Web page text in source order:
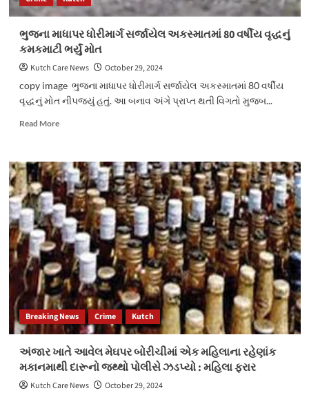
ચોરસ
બિસ્કીટને
અસલ
સોનાના
બિસ્કીટ
ખપાવી
છેતરપીંડી
ઇસમને
પકડી
પાડતી
લોકલ
ક્રાઈમ
બ્રાન્ચ,
પશ્ચિમ
કચ્છ-
ભુજ”
ભુજના માધાપર ધોરીમાર્ગ સર્જાયેલ અકસ્માતમાં 80 વર્ષીય વૃદ્ધનું
કમકમાટી ભર્યું મોત
Kutch Care News
October 29, 2024
copy image ભુજના માધાપર ધોરીમાર્ગ સર્જાયેલ અકસ્માતમાં 80 વર્ષીય
વૃદ્ધનું મોત નીપજયું હતું. આ બનાવ અંગે પ્રાપ્ત થતી વિગતો મુજબ...
Read MoreRead
ભુજના
માધાપર
ધોરીમાર્ગ
સર્જાયેલ
અકસ્માતમાં
80
વર્ષીય
વૃદ્ધનું
કમકમાટી
ભર્યું
મોત
Breaking News Crime Kutch
અંજાર ખાતે આવેલ મેઘપર બોરીચીમાં એક મહિલાના રહેણાંક
મકાનમાથી દારૂનો જથ્થો પોલીસે ઝડપ્યો : મહિલા ફરાર
Kutch Care News
October 29, 2024